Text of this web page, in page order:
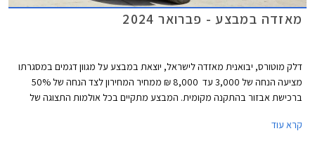
מאזדה במבצע - פברואר 2024
דלק מוטורס, יבואנית מאזדה לישראל, יוצאת במבצע על מגוון דגמים במסגרתו
מציעה הנחה של 3,000 עד 8,000 ₪ ממחיר המחירון לצד הנחה של 50%
ברכישת אבזור בהתקנה מקומית. המבצע מתקיים בכל אולמות התצוגה של
קרא עוד